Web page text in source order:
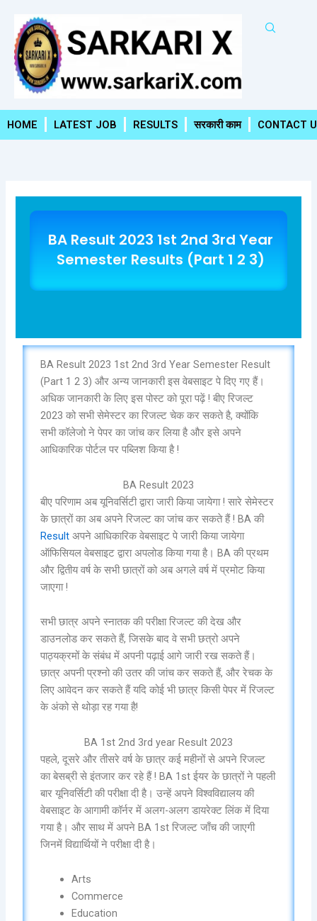
content
HOME LATEST JOB RESULTS सरकारी काम CONTACT
BA Result 2023 1st 2nd 3rd Year
Semester Results (Part 1 2 3)
BA Result 2023 1st 2nd 3rd Year Semester Result
(Part 1 2 3) और अन्य जानकारी इस वेबसाइट पे दिए गए हैं।
अधिक जानकारी के लिए इस पोस्ट को पूरा पढ़ें ! बीए रिजल्ट
2023 को सभी सेमेस्टर का रिजल्ट चेक कर सकते है, क्योंकि
सभी कॉलेजो ने पेपर का जांच कर लिया है और इसे अपने
आधिकारिक पोर्टल पर पब्लिश किया है !
BA Result 2023
बीए परिणाम अब यूनिवर्सिटी द्वारा जारी किया जायेगा ! सारे सेमेस्टर
के छात्रों का अब अपने रिजल्ट का जांच कर सकते हैं ! BA की
Resultअपने आधिकारिक वेबसाइट पे जारी किया जायेगा
ऑफिसियल वेबसाइट द्वारा अपलोड किया गया है। BA की प्रथम
और द्वितीय वर्ष के सभी छात्रों को अब अगले वर्ष में प्रमोट किया
जाएगा !
सभी छात्र अपने स्नातक की परीक्षा रिजल्ट की देख और
डाउनलोड कर सकते हैं, जिसके बाद वे सभी छत्रो अपने
पाठ्यक्रमों के संबंध में अपनी पढ़ाई आगे जारी रख सकते हैं।
छात्र अपनी प्रश्नो की उतर की जांच कर सकते हैं, और रेचक के
लिए आवेदन कर सकते हैं यदि कोई भी छात्र किसी पेपर में रिजल्ट
के अंको से थोड़ा रह गया है!
BA 1st 2nd 3rd year Result 2023
पहले, दूसरे और तीसरे वर्ष के छात्र कई महीनों से अपने रिजल्ट
का बेसब्री से इंतजार कर रहे हैं ! BA 1st ईयर के छात्रों ने पहली
बार यूनिवर्सिटी की परीक्षा दी है। उन्हें अपने विश्वविद्यालय की
वेबसाइट के आगामी कॉर्नर में अलग-अलग डायरेक्ट लिंक में दिया
गया है। और साथ में अपने BA 1st रिजल्ट जाँच की जाएगी
जिनमें विद्यार्थियों ने परीक्षा दी है।
Arts
Commerce
Education